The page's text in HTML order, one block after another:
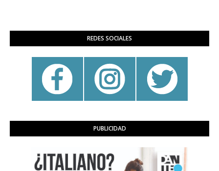
REDES SOCIALES
PUBLICIDAD